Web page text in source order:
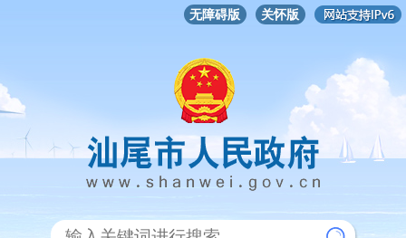
无障碍版 关怀版